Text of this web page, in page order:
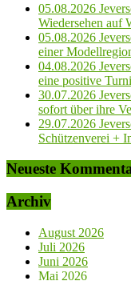
05.08.2026
Wiedersehen auf
05.08.2026
einer
04.08.2026
eine positive
30.07.2026
sofort über ihre
29.07.2026
Schützenverei +
Neueste
Archiv
August 2026
Juli 2026
Juni 2026
Mai 2026